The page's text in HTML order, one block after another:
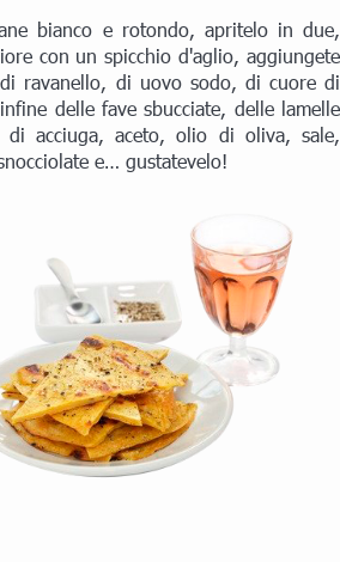
bianco e rotondo, apritelo in due,
con un spicchio d'aglio, aggiungete
ravanello, di uovo sodo, di cuore di
delle fave sbucciate, delle lamelle
acciuga, aceto, olio di oliva, sale,
e… gustatevelo!